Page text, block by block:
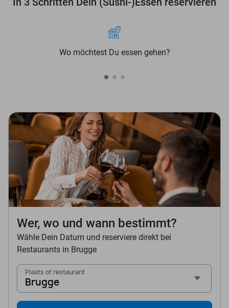
Wo möchtest Du essen gehen?
Wer, wo und wann bestimmt?
Wähle Dein Datum und reserviere direkt bei
Restaurants in Brugge
Plaats of restaurant
Brugge